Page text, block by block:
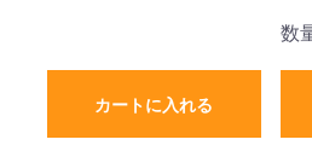
カートに入れる
数